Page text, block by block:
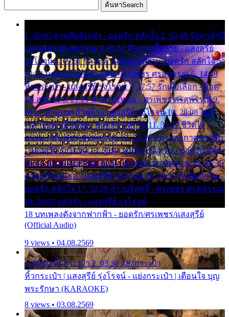
ค้นหาSearch
1. 00:00 สามสิบยังแจ๋ว - ยอดรัก สลักใจ 2. 02:49 รักมาห้าปี
- ศรเพชร ศรสุพรรณ 3. 05:57 รักสาวเสื้อลาย - แสงสุรีย์
รุ่งโรจน์ 4. 09:51 รักสะท้านดินสะเทือน - ยอดรัก สลักใจ 5.
12:23 มอเตอร์ไซค์ทำหล่น - ศรเพชร ศรสุพรรณ 6. 14:49
หิ้วกระเป๋า - แสงสุรีย์ รุ่งโรจน์ 7. 17:57 รักเผื่อเลือก - ยอด
รัก สลักใจ 8. 21:21 น้ำตาไอ้หนุ่ม - ศรเพชร ศรสุพรรณ 9.
24:27 สามเณรกำพร้า - แสงสุรีย์ รุ่งโรจน์ 10. 28:08 ไม่มี
เวลาไปหาเมียน้อย - ยอดรัก สลักใจ 11. 31:29 ชีวิตไอ้
ธรรม - ศรเพชร ศรสุพรรณ 12. 35:26 ทหารอากาศขาดรัก
- แสงสุรีย์ รุ่งโรจน์ 13. 39:01 คนหัวใจโทรม - ยอดรัก สลัก
ใจ 14. 42:49 ไอ้หวังตายแน่ - ศรเพชร ศรสุพรรณ 15. 46:35
ธาตุแท้ของเธอ - แสงสุรีย์ รุ่งโรจน์ 16. 49:57 กำนันกำใน -
ยอดรัก สลักใจ 17. 52:29 สาวบริสุทธิ์ - ศรเพชร ศรสุพรรณ
18. 56:05 แต๋วจ๋า - แสงสุรีย์ รุ่งโรจน์
18 บทเพลงดังจากฟากฟ้า - ยอดรัก/ศรเพชร/แสงสุรีย์
(Official Audio)
9 views • 04.08.2569
1. 00:00 หิ้วกระเป๋า 2. 03:30 แย่งกระเป๋า
หิ้วกระเป๋า | แสงสุรีย์ รุ่งโรจน์ - แย่งกระเป๋า | เตือนใจ บุญ
พระรักษา (KARAOKE)
8 views • 03.08.2569